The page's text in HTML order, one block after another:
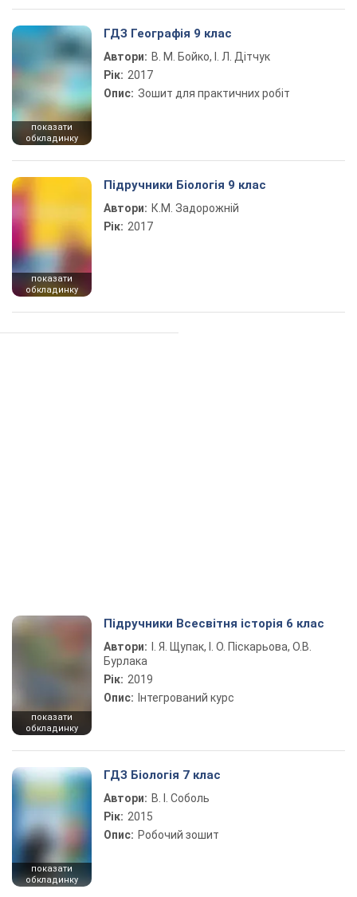
показати
обкладинку
ГДЗ Географія 9 клас
Автори: В. М. Бойко, І. Л. Дітчук
Рік: 2017
Опис: Зошит для практичних робіт
показати
обкладинку
Підручники Біологія 9 клас
Автори: К.М. Задорожній
Рік: 2017
показати
обкладинку
Підручники Всесвітня історія 6 клас
Автори:
І. Я. Щупак, І. О. Піскарьова, О.В.
Бурлака
Рік: 2019
Опис: Інтегрований курс
показати
обкладинку
ГДЗ Біологія 7 клас
Автори: В. І. Соболь
Рік: 2015
Опис: Робочий зошит